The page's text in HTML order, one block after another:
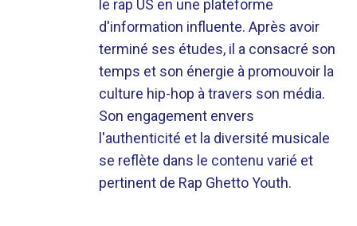
le rap US en une plateforme
d'information influente. Après avoir
terminé ses études, il a consacré son
temps et son énergie à promouvoir la
culture hip-hop à travers son média.
Son engagement envers
l'authenticité et la diversité musicale
se reflète dans le contenu varié et
pertinent de Rap Ghetto Youth.